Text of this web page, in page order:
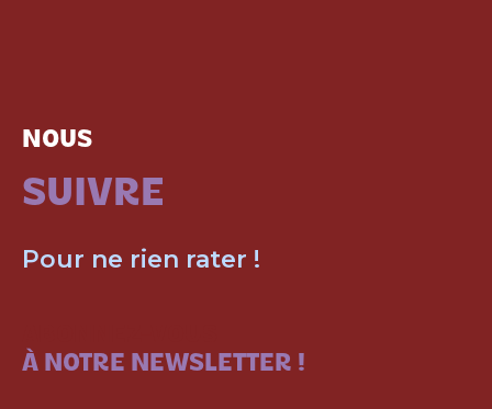
NOUS
SUIVRE
Pour ne rien rater !
À NOTRE NEWSLETTER !